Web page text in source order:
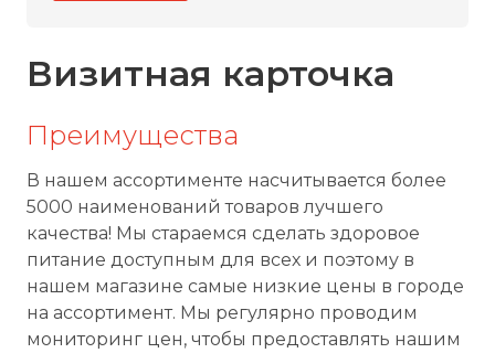
Визитная карточка
Преимущества
В нашем ассортименте насчитывается более
5000 наименований товаров лучшего
качества! Мы стараемся сделать здоровое
питание доступным для всех и поэтому в
нашем магазине самые низкие цены в городе
на ассортимент. Мы регулярно проводим
мониторинг цен, чтобы предоставлять нашим